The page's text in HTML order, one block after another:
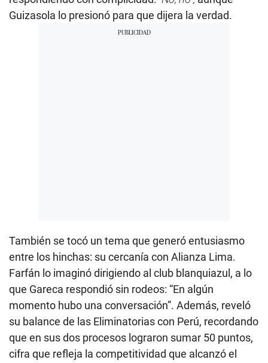
Guizasola lo presionó para que dijera la verdad.
También se tocó un tema que generó entusiasmo
entre los hinchas: su cercanía con Alianza Lima.
Farfán lo imaginó dirigiendo al club blanquiazul, a lo
que Gareca respondió sin rodeos: “En algún
momento hubo una conversación”. Además, reveló
su balance de las Eliminatorias con Perú, recordando
que en sus dos procesos lograron sumar 50 puntos,
cifra que refleja la competitividad que alcanzó el